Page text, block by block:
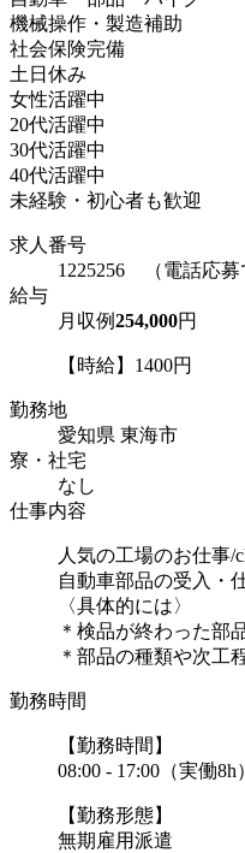
機械操作・製造補助
社会保険完備
土日休み
女性活躍中
20代活躍中
30代活躍中
40代活躍中
未経験・初心者も歓迎
求人番号
1225256 （電話応募
給与
月収例254,000円
【時給】1400円
勤務地
愛知県 東海市
寮・社宅
なし
仕事内容
人気の工場のお仕事/
自動車部品の受入・
〈具体的には〉
＊検品が終わった部
＊部品の種類や次工
勤務時間
【勤務時間】
08:00 - 17:00（実働8h
【勤務形態】
無期雇用派遣